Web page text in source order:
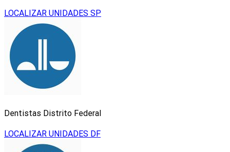
LOCALIZAR UNIDADES SP
Dentistas Distrito Federal
LOCALIZAR UNIDADES DF